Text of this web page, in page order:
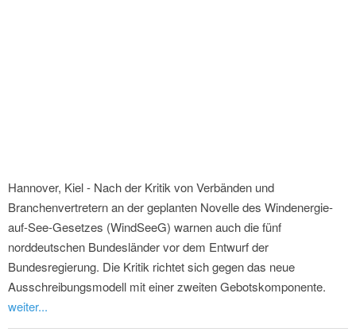
Hannover, Kiel - Nach der Kritik von Verbänden und
Branchenvertretern an der geplanten Novelle des Windenergie-
auf-See-Gesetzes (WindSeeG) warnen auch die fünf
norddeutschen Bundesländer vor dem Entwurf der
Bundesregierung. Die Kritik richtet sich gegen das neue
Ausschreibungsmodell mit einer zweiten Gebotskomponente.
weiter...